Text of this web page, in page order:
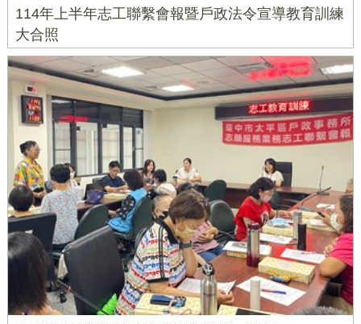
114年上半年志工聯繫會報暨戶政法令宣導教育訓練
大合照